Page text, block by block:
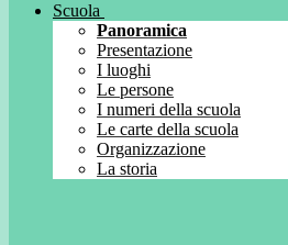
Scuola
Panoramica
Presentazione
I luoghi
Le persone
I numeri della scuola
Le carte della scuola
Organizzazione
La storia